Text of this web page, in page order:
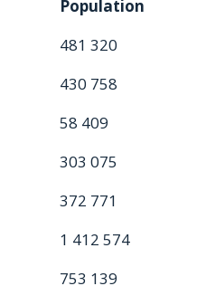
Population
481 320
430 758
58 409
303 075
372 771
1 412 574
753 139